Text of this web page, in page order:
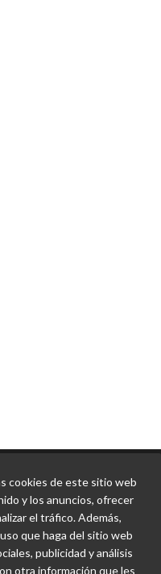
cookies de este sitio web
y los anuncios, ofrecer
el tráfico. Además,
que haga del sitio web
publicidad y análisis
otra información que les